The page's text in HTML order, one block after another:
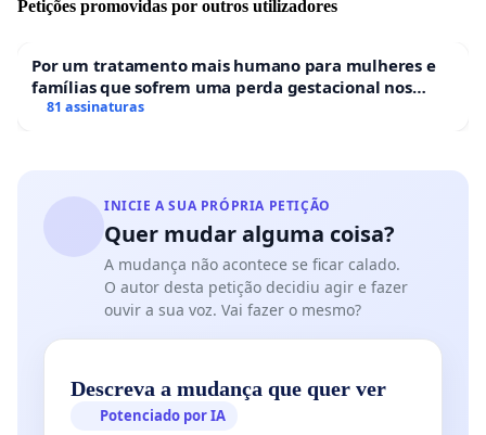
Petições promovidas por outros utilizadores
Por um tratamento mais humano para mulheres e
famílias que sofrem uma perda gestacional nos
hospitais portugueses
81 assinaturas
INICIE A SUA PRÓPRIA PETIÇÃO
Quer mudar alguma coisa?
A mudança não acontece se ficar calado.
O autor desta petição decidiu agir e fazer
ouvir a sua voz. Vai fazer o mesmo?
Descreva a mudança que quer ver
Potenciado por IA